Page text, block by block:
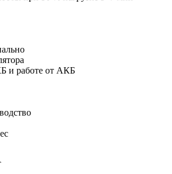
и работе от АКБ